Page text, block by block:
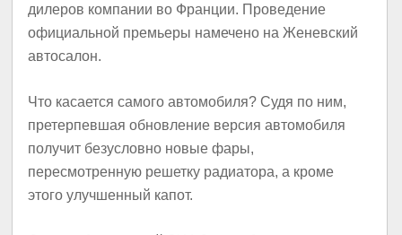
дилеров компании во Франции. Проведение
официальной премьеры намечено на Женевский
автосалон.
Что касается самого автомобиля? Судя по ним,
претерпевшая обновление версия автомобиля
получит безусловно новые фары,
пересмотренную решетку радиатора, а кроме
этого улучшенный капот.